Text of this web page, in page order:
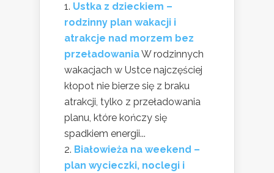
Ustka z dzieckiem –
rodzinny plan wakacji i
atrakcje nad morzem bez
przeładowaniaW rodzinnych
wakacjach w Ustce najczęściej
kłopot nie bierze się z braku
atrakcji, tylko z przeładowania
planu, które kończy się
spadkiem energii...
Białowieża na weekend –
plan wycieczki, noclegi i